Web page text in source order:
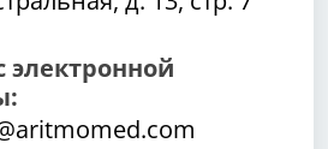
электронной